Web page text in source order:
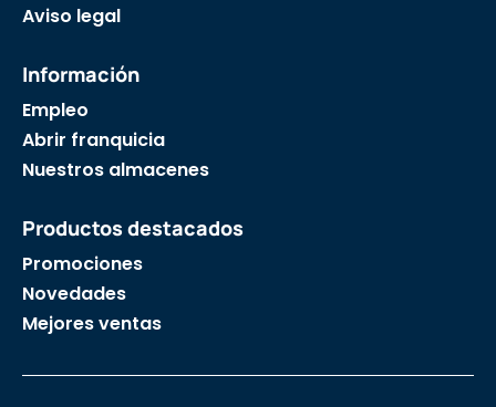
Aviso legal
Información
Empleo
Abrir franquicia
Nuestros almacenes
Productos destacados
Promociones
Novedades
Mejores ventas